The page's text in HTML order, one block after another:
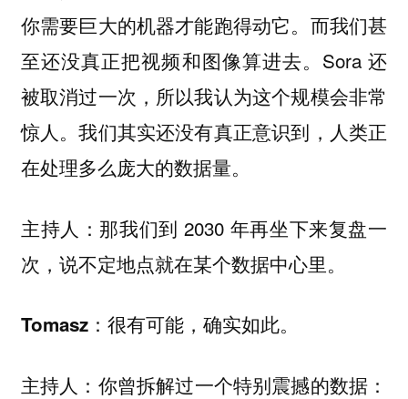
你需要巨大的机器才能跑得动它。而我们甚
至还没真正把视频和图像算进去。Sora 还
被取消过一次，所以我认为这个规模会非常
惊人。我们其实还没有真正意识到，人类正
在处理多么庞大的数据量。
主持人： 那我们到 2030 年再坐下来复盘一
次，说不定地点就在某个数据中心里。
Tomasz： 很有可能，确实如此。
主持人： 你曾拆解过一个特别震撼的数据：